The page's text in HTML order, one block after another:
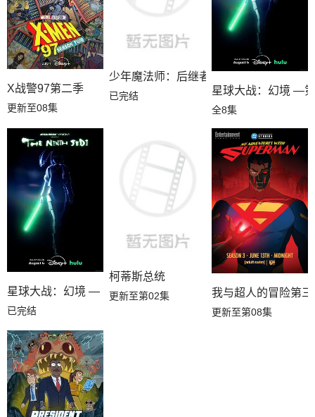
X战警97第二季
更新至08集
少年魔法师：后继者第三季
已完结 星球大战：幻境 —
全8集
星球大战：幻境 — 第九个绝地武士
已完结
柯蒂斯总统
更新至第02集 我与超人的冒险第三
更新至第08集